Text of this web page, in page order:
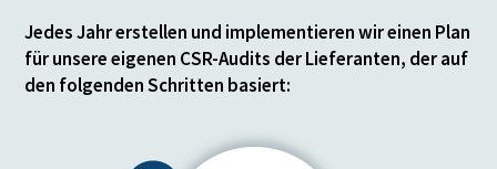
Jedes Jahr erstellen und implementieren wir einen Plan
für unsere eigenen CSR-Audits der Lieferanten, der auf
den folgenden Schritten basiert: